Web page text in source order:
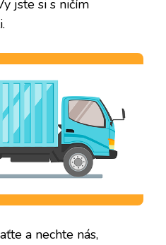
jste si s ničím
a nechte nás,